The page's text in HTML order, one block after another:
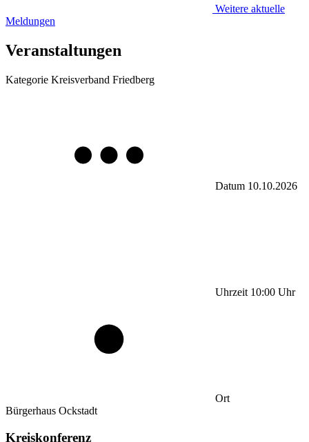
Weitere aktuelle
Meldungen
Veranstaltungen
Kategorie Kreisverband Friedberg
Datum 10.10.2026
Uhrzeit 10:00 Uhr
Ort
Bürgerhaus Ockstadt
Kreiskonferenz